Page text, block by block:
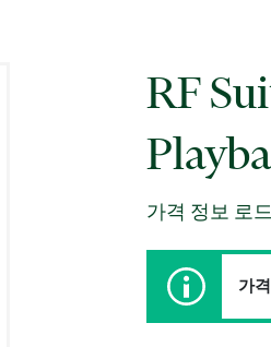
RF
가격 정보 로
가